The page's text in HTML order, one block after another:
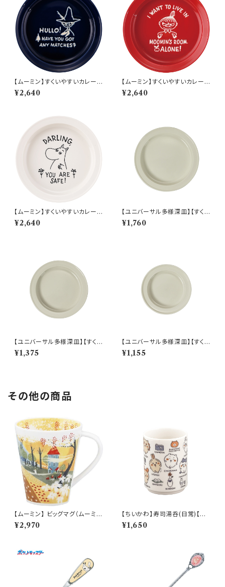
【ムーミン】すくいやすいカレー皿
（スナフキン）【MM9000】MM
9003-320
¥2,640
【ムーミン】すくいやすいカレー皿
（リトルミィ）【MM9000】MM
9002-320
¥2,640
【ムーミン】すくいやすいカレー皿
（ムーミン）【MM9000】MM9
001-320
¥2,640
【ユニバーサル多様深皿】【すくい
やすいうつわ】21cm ディーププ
レート（ホワイト）【NB10】
¥1,760
【ユニバーサル多様深皿】【すくい
やすいうつわ】19cm ディーププ
レート（ホワイト）【NB10】
¥1,375
【ユニバーサル多様深皿】【すくい
やすいうつわ】16.5cm ディープ
プレート（ホワイト）【NB10】
¥1,155
その他の商品
【ムーミン】 ビッグマグ（ムーミン
ハウス）【MM3200】MM3204
-35
¥2,970
【ちいかわ】寿司湯呑(日常)【CK
W50】CKW51-327
¥1,650